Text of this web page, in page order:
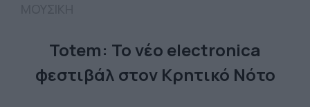
Totem: Το νέο electronica
φεστιβάλ στoν Κρητικό Νότο